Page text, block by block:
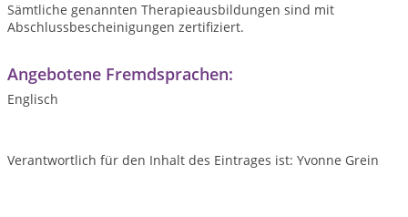
Sämtliche genannten Therapieausbildungen sind mit
Abschlussbescheinigungen zertifiziert.
Angebotene Fremdsprachen:
Englisch
Verantwortlich für den Inhalt des Eintrages ist: Yvonne Grein